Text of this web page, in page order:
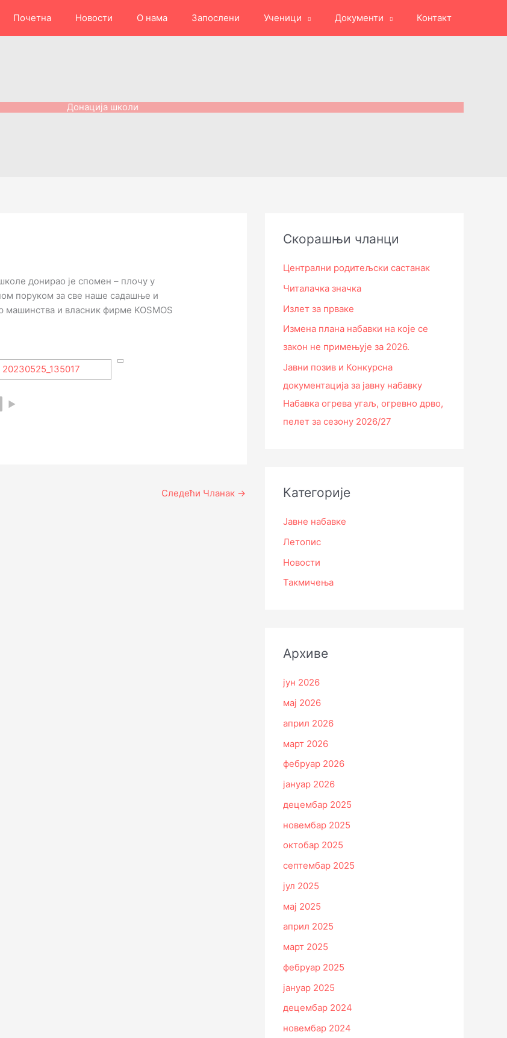
Почетна Новости О нама Запослени Ученици Документи Контакт
Донација школи
донирао је спомен – плочу у
поруком за све наше садашње и
и власник фирме KOSMOS
►
Следећи Чланак →
Скорашњи чланци
Централни родитељски састанак
Читалачка значка
Излет за прваке
Измена плана набавки на које се
закон не примењује за 2026.
Јавни позив и Конкурсна
документација за јавну набавку
Набавка огрева угаљ, огревно дрво,
пелет за сезону 2026/27
Категорије
Јавне набавке
Летопис
Новости
Такмичења
Архиве
јун 2026
мај 2026
април 2026
март 2026
фебруар 2026
јануар 2026
децембар 2025
новембар 2025
октобар 2025
септембар 2025
јул 2025
мај 2025
април 2025
март 2025
фебруар 2025
јануар 2025
децембар 2024
новембар 2024